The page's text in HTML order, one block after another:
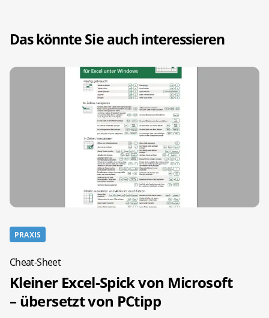
Das könnte Sie auch interessieren
PRAXIS
Cheat-Sheet
Kleiner Excel-Spick von Microsoft
– übersetzt von PCtipp